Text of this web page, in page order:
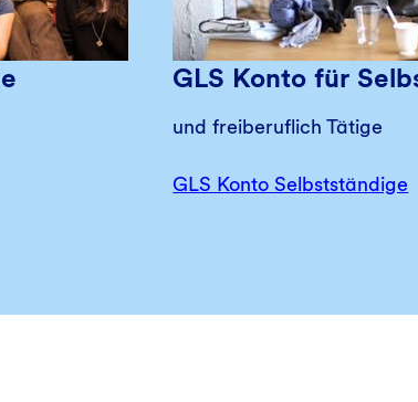
GLS Konto für
und freiberuflich Tätige
GLS Konto Selbstständige